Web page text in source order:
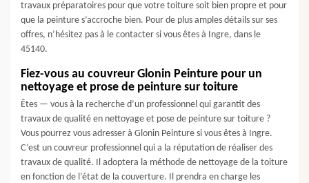
travaux préparatoires pour que votre toiture soit bien propre et pour
que la peinture s’accroche bien. Pour de plus amples détails sur ses
offres, n’hésitez pas à le contacter si vous êtes à Ingre, dans le
45140.
Fiez-vous au couvreur Glonin Peinture pour un
nettoyage et prose de peinture sur toiture
Êtes — vous à la recherche d’un professionnel qui garantit des
travaux de qualité en nettoyage et pose de peinture sur toiture ?
Vous pourrez vous adresser à Glonin Peinture si vous êtes à Ingre.
C’est un couvreur professionnel qui a la réputation de réaliser des
travaux de qualité. Il adoptera la méthode de nettoyage de la toiture
en fonction de l’état de la couverture. Il prendra en charge les